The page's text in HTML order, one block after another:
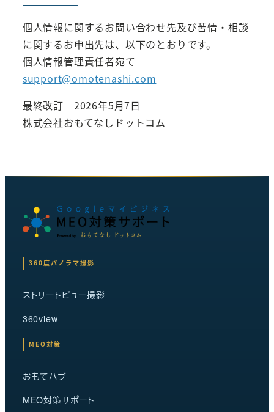
個人情報に関するお問い合わせ先及び苦情・相談
に関するお申出先は、以下のとおりです。
個人情報管理責任者宛て
support@omotenashi.com
最終改訂 2026年5月7日
株式会社おもてなしドットコム
360度パノラマ撮影
ストリートビュー撮影
360view
MEO対策
おもてハブ
MEO対策サポート